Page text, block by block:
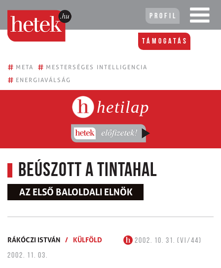
Profil
Támogatás
# META # MESTERSÉGES INTELLIGENCIA
# ENERGIAVÁLSÁG
hetilap
Beúszott a tintahal
AZ ELSŐ BALOLDALI ELNÖK
RÁKÓCZI ISTVÁN / KÜLFÖLD
2002. 10. 31. (VI/44)
2002. 11. 03.